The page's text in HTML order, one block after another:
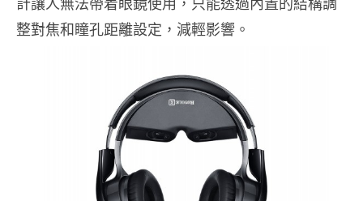
整對焦和瞳孔距離設定，減輕影響。